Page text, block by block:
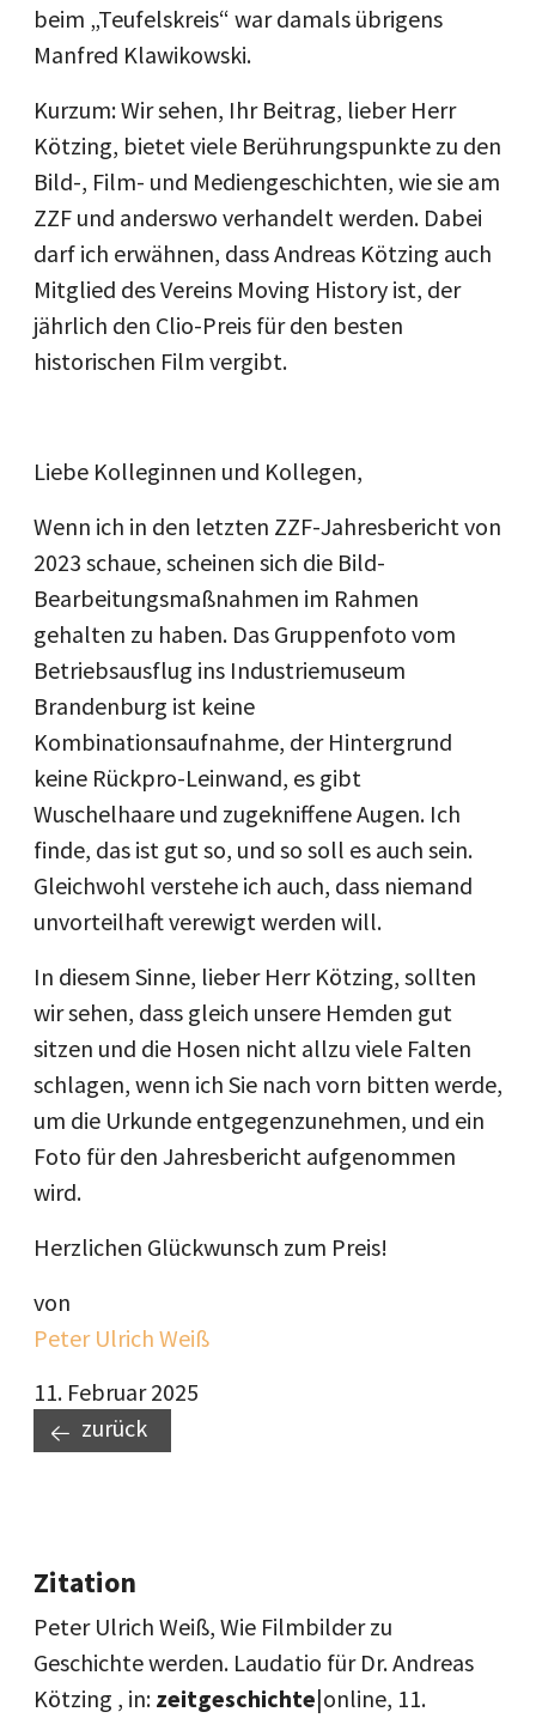
beim „Teufelskreis“ war damals übrigens
Manfred Klawikowski.
Kurzum: Wir sehen, Ihr Beitrag, lieber Herr
Kötzing, bietet viele Berührungspunkte zu den
Bild-, Film- und Mediengeschichten, wie sie am
ZZF und anderswo verhandelt werden. Dabei
darf ich erwähnen, dass Andreas Kötzing auch
Mitglied des Vereins Moving History ist, der
jährlich den Clio-Preis für den besten
historischen Film vergibt.
Liebe Kolleginnen und Kollegen,
Wenn ich in den letzten ZZF-Jahresbericht von
2023 schaue, scheinen sich die Bild-
Bearbeitungsmaßnahmen im Rahmen
gehalten zu haben. Das Gruppenfoto vom
Betriebsausflug ins Industriemuseum
Brandenburg ist keine
Kombinationsaufnahme, der Hintergrund
keine Rückpro-Leinwand, es gibt
Wuschelhaare und zugekniffene Augen. Ich
finde, das ist gut so, und so soll es auch sein.
Gleichwohl verstehe ich auch, dass niemand
unvorteilhaft verewigt werden will.
In diesem Sinne, lieber Herr Kötzing, sollten
wir sehen, dass gleich unsere Hemden gut
sitzen und die Hosen nicht allzu viele Falten
schlagen, wenn ich Sie nach vorn bitten werde,
um die Urkunde entgegenzunehmen, und ein
Foto für den Jahresbericht aufgenommen
wird.
Herzlichen Glückwunsch zum Preis!
von
Peter Ulrich Weiß
11. Februar 2025
zurück
Zitation
Peter Ulrich Weiß, Wie Filmbilder zu
Geschichte werden. Laudatio für Dr. Andreas
Kötzing , in: zeitgeschichte|online, 11.